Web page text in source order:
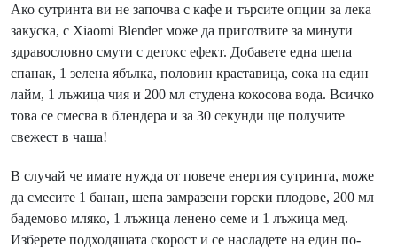
Ако сутринта ви не започва с кафе и търсите опции за лека
закуска, с Xiaomi Blender може да приготвите за минути
здравословно смути с детокс ефект. Добавете една шепа
спанак, 1 зелена ябълка, половин краставица, сока на един
лайм, 1 лъжица чия и 200 мл студена кокосова вода. Всичко
това се смесва в блендера и за 30 секунди ще получите
свежест в чаша!
В случай че имате нужда от повече енергия сутринта, може
да смесите 1 банан, шепа замразени горски плодове, 200 мл
бадемово мляко, 1 лъжица ленено семе и 1 лъжица мед.
Изберете подходящата скорост и се насладете на един по-